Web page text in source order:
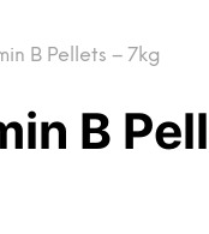
B Pellets – 7kg
B